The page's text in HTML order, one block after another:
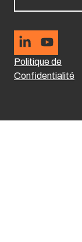
Politique de
Confidentialité